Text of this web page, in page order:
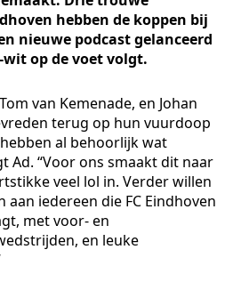
hebben de koppen bij
nieuwe podcast gelanceerd
op de voet volgt.
van Kemenade, en Johan
terug op hun vuurdoop
al behoorlijk wat
Ad. “Voor ons smaakt dit naar
veel lol in. Verder willen
iedereen die FC Eindhoven
met voor- en
en leuke